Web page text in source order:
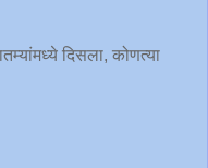
दिसला, कोणत्या